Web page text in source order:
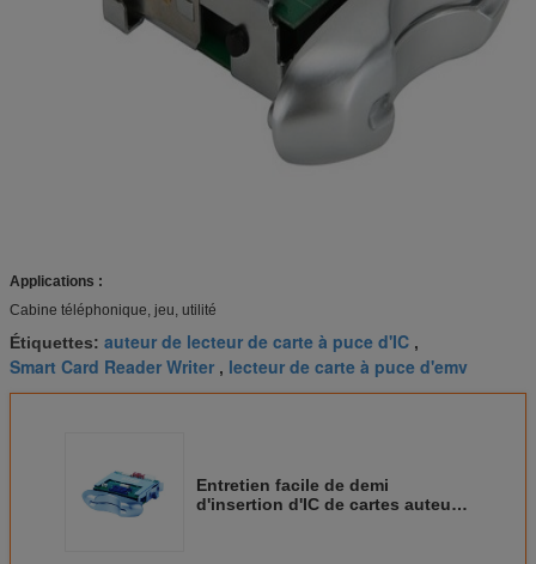
Applications :
Cabine téléphonique, jeu, utilité
Étiquettes: auteur de lecteur de carte à puce d'IC ,
Smart Card Reader Writer , lecteur de carte à puce d'emv
Entretien facile de demi
d'insertion d'IC de cartes auteur